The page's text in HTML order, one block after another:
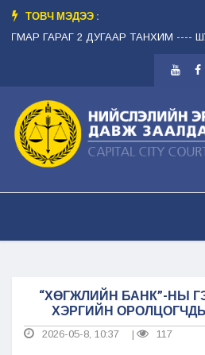
ТОВЧ МЭДЭЭ :
ГАРАГ 2 ДУГААР ТАНХИМ -- --
“ХӨГЖЛИЙН БАНК”-НЫ
ХЭРГИЙН
2026-05-8, 10:37 | 117